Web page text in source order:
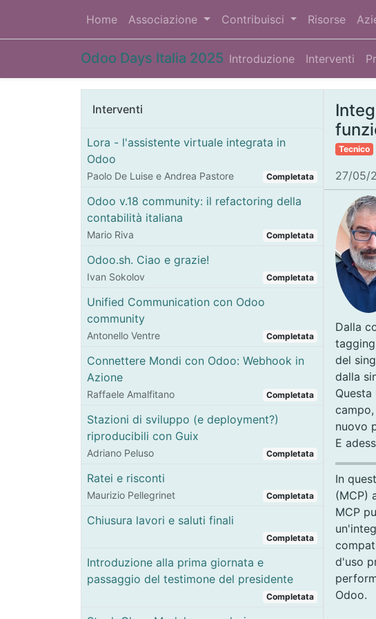
Home Associazione Contribuisci Risorse
Odoo Days Italia 2025 Introduzione Interventi
Interventi
Lora - l'assistente virtuale integrata in
Odoo
Paolo De Luise e Andrea Pastore Completata
Odoo v.18 community: il refactoring della
contabilità italiana
Mario Riva Completata
Odoo.sh. Ciao e grazie!
Ivan Sokolov Completata
Unified Communication con Odoo
community
Antonello Ventre Completata
Connettere Mondi con Odoo: Webhook in
Azione
Raffaele Amalfitano Completata
Stazioni di sviluppo (e deployment?)
riproducibili con Guix
Adriano Peluso Completata
Ratei e risconti
Maurizio Pellegrinet Completata
Chiusura lavori e saluti finali
Completata
Introduzione alla prima giornata e
passaggio del testimone del presidente
Completata
Tecnico
27/05/
Dalla
del
dalla
nuovo
E
In
(MCP)
MCP
d'uso
Odoo.